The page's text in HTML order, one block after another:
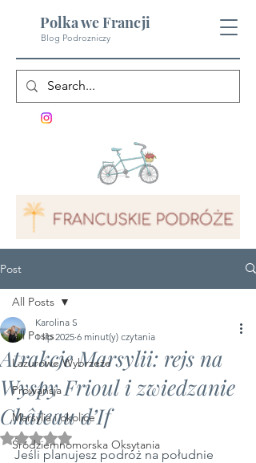
Polka we Francji
Blog Podrozniczy
Post
All Posts
Lazurowe Wybrzeże
Prowansja
Marsylia i okolice
Śródziemnomorska Oksytania
All Posts
Atrakcje Marsylii: rejs na
Wyspy Frioul i zwiedzanie
Château d’If
Karolina S
1 lip 2025 6 minut(y) czytania
Oceniono na NaN z 5 gwiazdek.
Jeśli planujesz podróż na południe